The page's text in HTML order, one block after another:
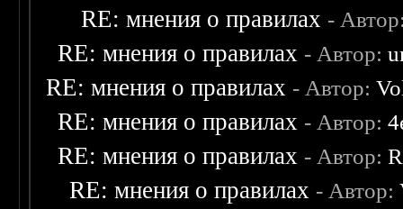
RE: мнения о правилах -
RE: мнения о правилах - Автор:
RE: мнения о правилах - Автор:
RE: мнения о правилах - Автор:
RE: мнения о правилах - Автор:
RE: мнения о правилах - Автор: